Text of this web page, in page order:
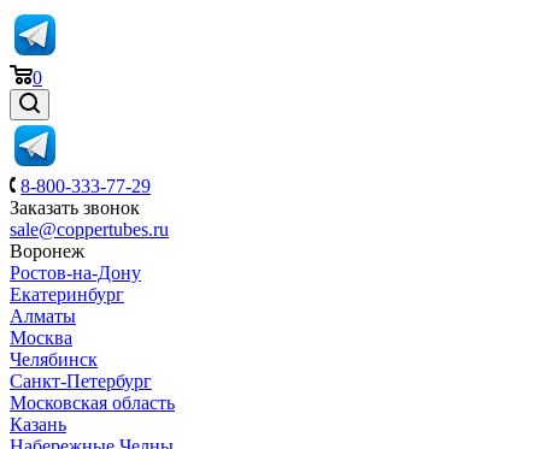
0
8-800-333-77-29
Заказать звонок
sale@coppertubes.ru
Воронеж
Ростов-на-Дону
Екатеринбург
Алматы
Москва
Челябинск
Санкт-Петербург
Московская область
Казань